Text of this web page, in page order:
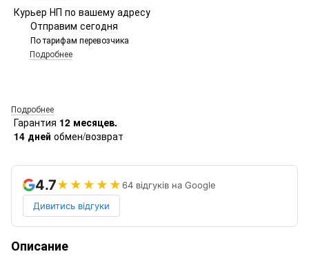
Курьер НП по вашему адресу
Отправим сегодня
По тарифам перевозчика
Подробнее
Подробнее
Гарантия 12 месяцев.
14 дней обмен/возврат
4.7★★★★★64 відгуків на Google
Дивитись відгуки
Описание